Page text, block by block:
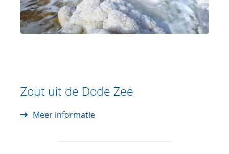
Zout uit de Dode Zee
Meer informatie